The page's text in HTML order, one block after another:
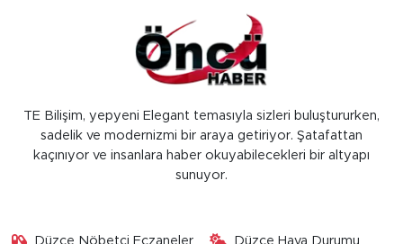
TE Bilişim, yepyeni Elegant temasıyla sizleri buluştururken,
sadelik ve modernizmi bir araya getiriyor. Şatafattan
kaçınıyor ve insanlara haber okuyabilecekleri bir altyapı
sunuyor.
Düzce Nöbetçi Eczaneler Düzce Hava Durumu